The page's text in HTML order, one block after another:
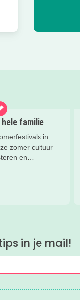
hele familie
in
zomer cultuur
en
in je mail!